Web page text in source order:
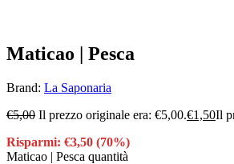
Maticao | Pesca
Brand: La Saponaria
€5,00 Il prezzo originale era: €5,00.€1,50Il
Risparmi: €3,50 (70%)
Maticao | Pesca quantità